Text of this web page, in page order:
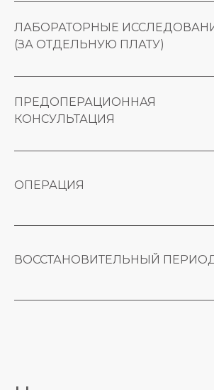
Предоставление списка
анализовЧитать дальше
ЛАБОРАТОРНЫЕ
(ЗА ОТДЕЛЬНУЮ ПЛАТУ)
ПРЕДОПЕРАЦИОННАЯ
КОНСУЛЬТАЦИЯ
пациента к операции
ОПЕРАЦИЯ
коррекция перегородки при
ВОССТАНОВИТЕЛЬНЫЙ